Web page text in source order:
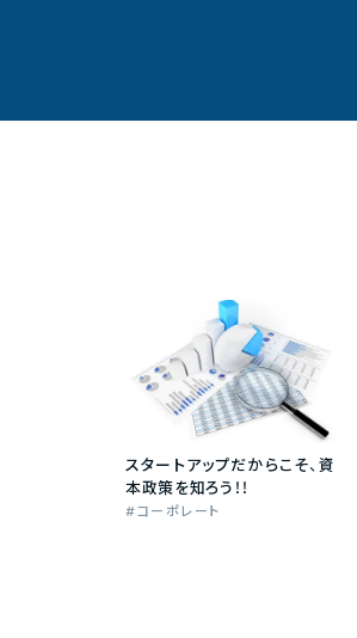
スタートアップだからこそ、資
本政策を知ろう！！
コーポレート